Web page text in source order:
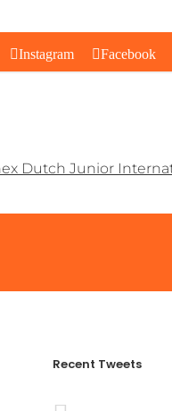
Instagram Facebook
Dutch Junior
Recent Tweets